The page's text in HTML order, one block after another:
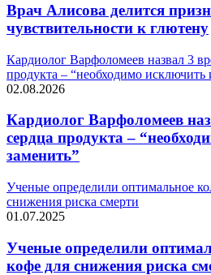
Врач Алисова делится
чувствительности к глютену
Кардиолог Варфоломеев назвал 3
продукта – “необходимо исключить
02.08.2026
Кардиолог Варфоломеев
сердца продукта –
заменить”
Ученые определили оптимальное
снижения риска смерти
01.07.2025
Ученые определили
кофе для снижения риска